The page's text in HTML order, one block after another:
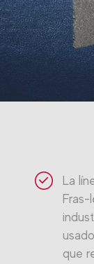
La
que